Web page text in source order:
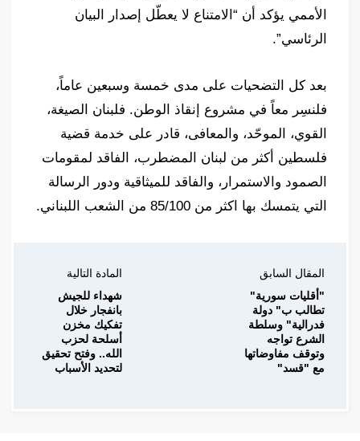
الأممي يؤكد أن “الامتناع لا يعطّل إصدار البيان
الرئاسي”.
بعد كل التضحيات على مدى خمسة وسبعين عاماً،
فلنسِر معاً في مشروع إنقاذ الوطن. فلبنان الصيغة،
القوي، الموحّد، والمعافى، قادر على خدمة قضية
فلسطين أكثر من لبنان المضطرب، الفاقد لمقومات
الصمود والاستمرار، والفاقد للميثاقية ودور الرسالة
التي يتمسك بها اكثر من 85/100 من الشعب اللبناني.
المقال السابق
"أقليات سورية"
تطالب ب" دولة
فدرالية" وسلطة
الشرع تواجه
وتوقف مفاوضاتها
مع "قسد"
المادة التالية
شهداء للجيش
بانفجار خلال
تفكيك مخزن
أسلحة لحزب
الله.. وفتح تحقيق
لتحديد الأسباب